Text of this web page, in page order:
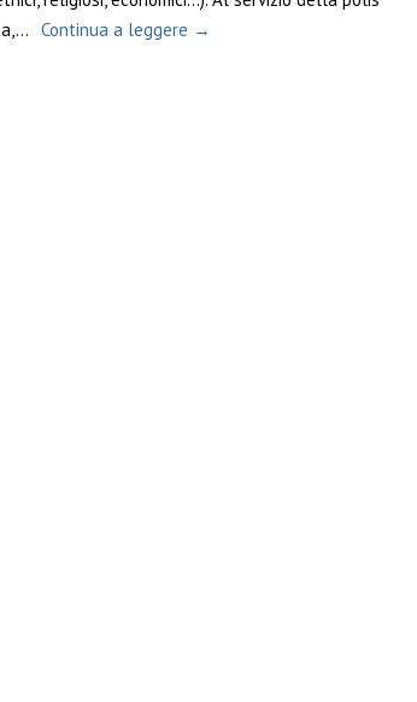
Continua a leggere →